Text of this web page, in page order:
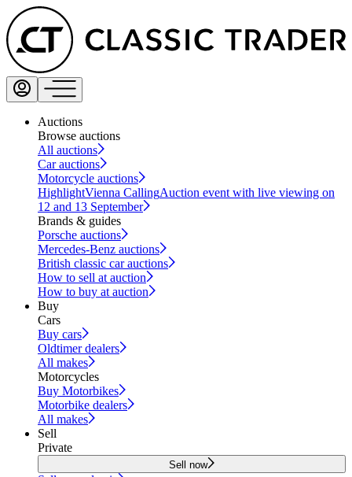
Auctions
Browse auctions
All auctions
Car auctions
Motorcycle auctions
HighlightVienna CallingAuction event with live viewing on
12 and 13 September
Brands & guides
Porsche auctions
Mercedes-Benz auctions
British classic car auctions
How to sell at auction
How to buy at auction
Buy
Cars
Buy cars
Oldtimer dealers
All makes
Motorcycles
Buy Motorbikes
Motorbike dealers
All makes
Sell
Private
Sell now